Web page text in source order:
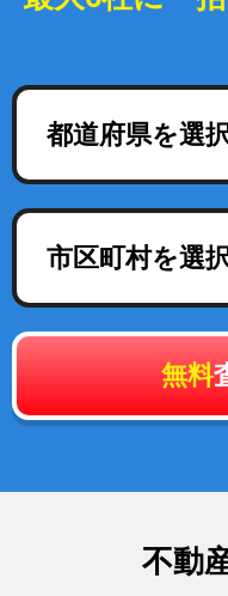
都道府県を選
市区町村を選
無料
不動